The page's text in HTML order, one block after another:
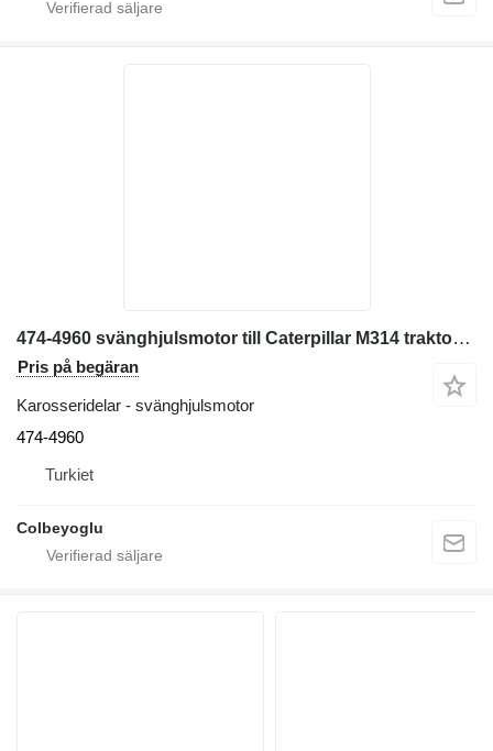
474-4960 svänghjulsmotor till Caterpillar M314 traktorgrävare
Pris på begäran
Karosseridelar - svänghjulsmotor
474-4960
Turkiet
Colbeyoglu